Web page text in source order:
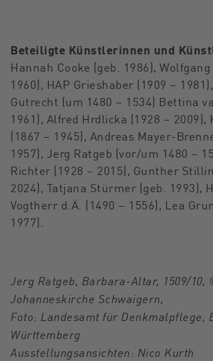
Beteiligte Künstlerinnen und
Hannah Cooke (geb. 1986),
1960), HAP Grieshaber (1909 –
Gutrecht (um 1480 – 1534) Bettina
1961), Alfred Hrdlicka (1928 –
(1867 – 1945), Andreas Mayer-
1957), Jerg Ratgeb (vor/um 1480 –
Richter (1928 – 2015), Gunther
2024), Tatjana Stürmer (geb. 1993),
Vogtherr d.Ä. (1490 – 1556), Lea
1977).
Jerg Ratgeb, Barbara-Altar, 1509/10,
Johanneskirche Schwaigern,
Foto: Landesamt für Denkmalpflege,
Württemberg
Ausstellungsansichten: Nico Kurth